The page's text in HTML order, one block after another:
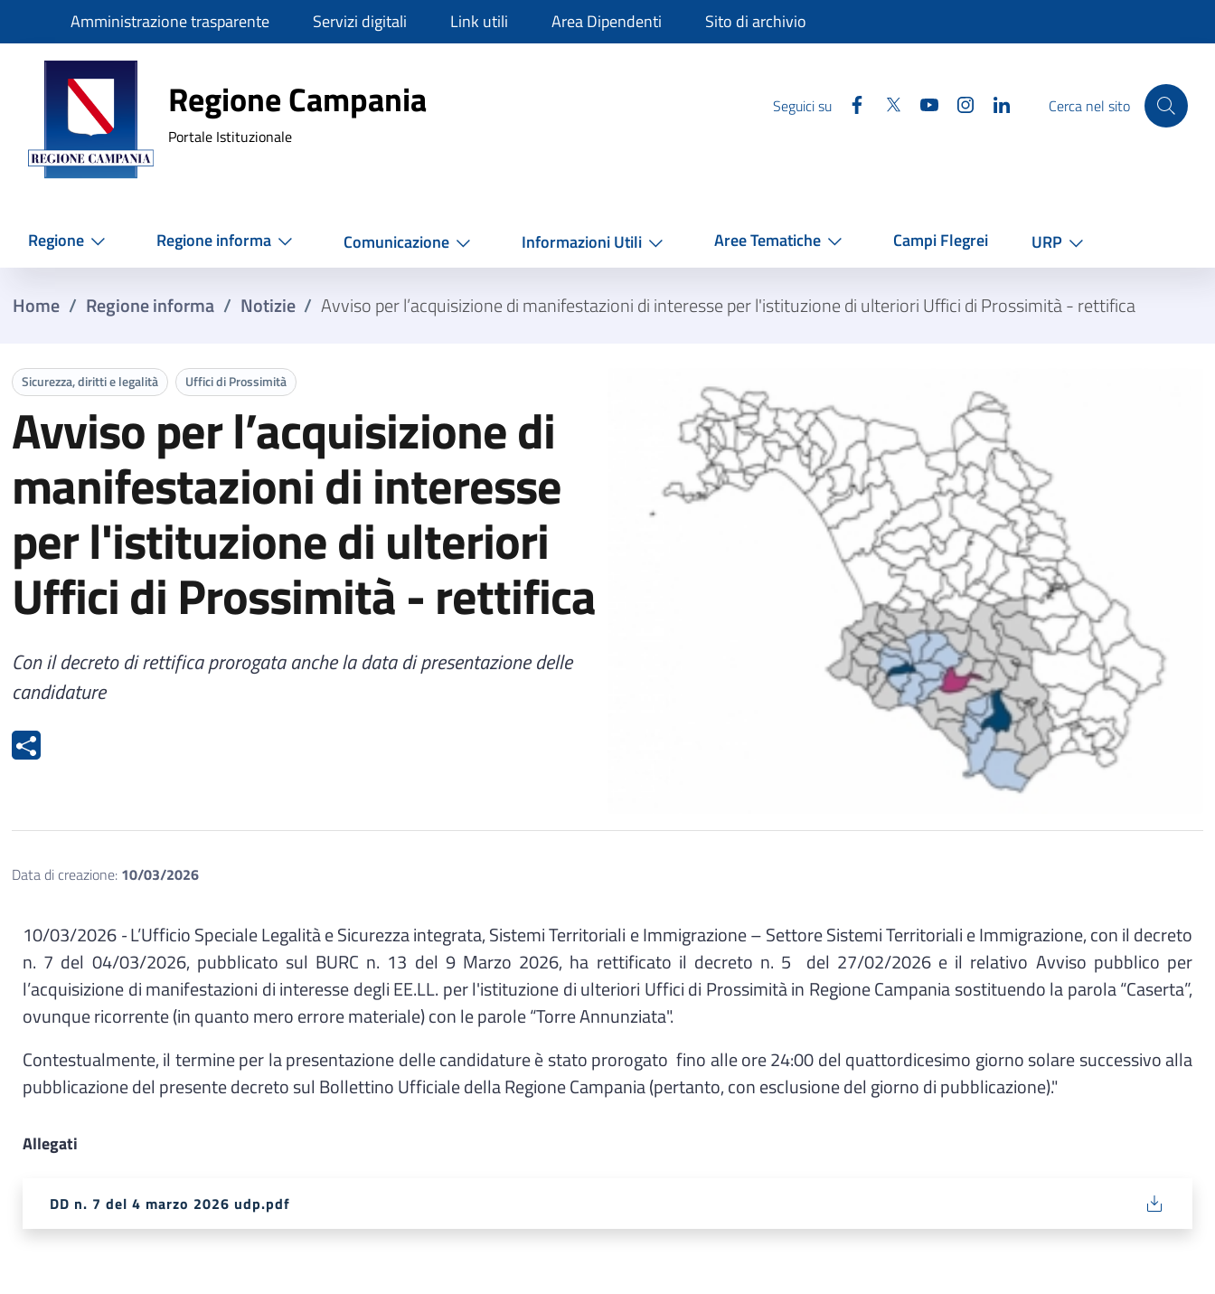
SlimAmministrazione trasparente Servizi digitali Link utili Area Dipendenti Sito di archivio
Regione Campania
Regione Campania
Portale Istituzionale
Seguici su Facebook
Twitter YouTube InstagramLinkedinCerca nel sito
Regione Regione informa Comunicazione Informazioni Utili Aree Tematiche Campi Flegrei URP
Home / Regione informa / Notizie / Avviso per l’acquisizione di manifestazioni di interesse per l'istituzione di ulteriori Uffici di Prossimità - rettifica
Sicurezza, diritti e legalità Uffici di Prossimità
Avviso per l’acquisizione di
manifestazioni di interesse
per l'istituzione di ulteriori
Uffici di Prossimità - rettifica
Con il decreto di rettifica prorogata anche la data di presentazione delle
candidature
Data di creazione: 10/03/2026
10/03/2026 -L’Ufficio Speciale Legalità e Sicurezza integrata, Sistemi Territoriali e Immigrazione – Settore Sistemi Territoriali e Immigrazione, con il decreto
n. 7 del 04/03/2026, pubblicato sul BURC n. 13 del 9 Marzo 2026, ha rettificato il decreto n. 5 del 27/02/2026 e il relativo Avviso pubblico per
l’acquisizione di manifestazioni di interesse degli EE.LL. per l'istituzione di ulteriori Uffici di Prossimità in Regione Campania sostituendo la parola “Caserta”,
ovunque ricorrente (in quanto mero errore materiale) con le parole “Torre Annunziata".
Contestualmente, il termine per la presentazione delle candidature è stato prorogato fino alle ore 24:00 del quattordicesimo giorno solare successivo alla
pubblicazione del presente decreto sul Bollettino Ufficiale della Regione Campania (pertanto, con esclusione del giorno di pubblicazione)."
Allegati
DD n. 7 del 4 marzo 2026 udp.pdf